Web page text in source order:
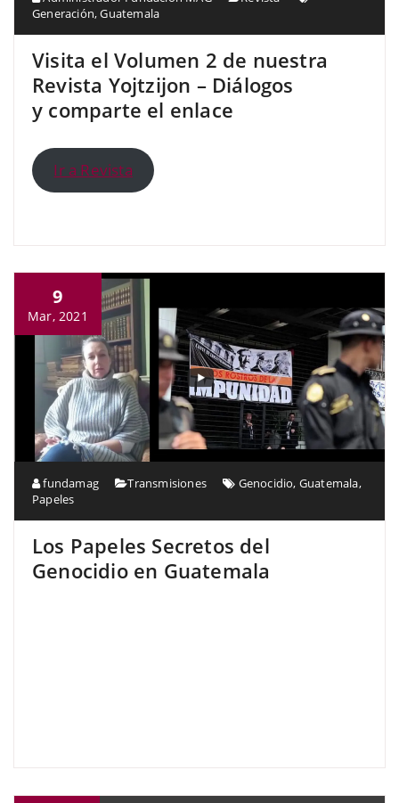
Generación,Guatemala
Visita el Volumen 2 de nuestra
Revista Yojtzijon – Diálogos
y comparte el enlace
Ir a Revista
9
Mar, 2021
fundamag Transmisiones Genocidio, Guatemala,
Papeles
Los Papeles Secretos del
Genocidio en Guatemala